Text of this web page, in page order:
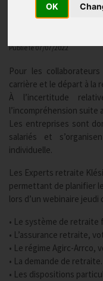
OK
Publié le07/07/2022
Pour les
carrière et le départ à la
À l’incertitude
l’incompréhension
Les entreprises sont
salariés et
individuelle.
Les Experts retraite
permettant de planifier
lors d’un webinaire jeudi
• Le système de retraite
• L’assurance retraite,
• Le régime Agirc-
• La demande de retraite.
• Les dispositions